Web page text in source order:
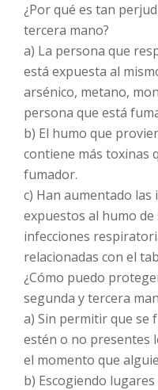
¿Por qué es tan
tercera mano?
a) La persona que
está expuesta al
arsénico, metano,
persona que está
b) El humo que
contiene más toxinas
fumador.
c) Han aumentado
expuestos al humo
infecciones
relacionadas con el
¿Cómo puedo
segunda y tercera
a) Sin permitir que se
estén o no presentes
el momento que
b) Escogiendo